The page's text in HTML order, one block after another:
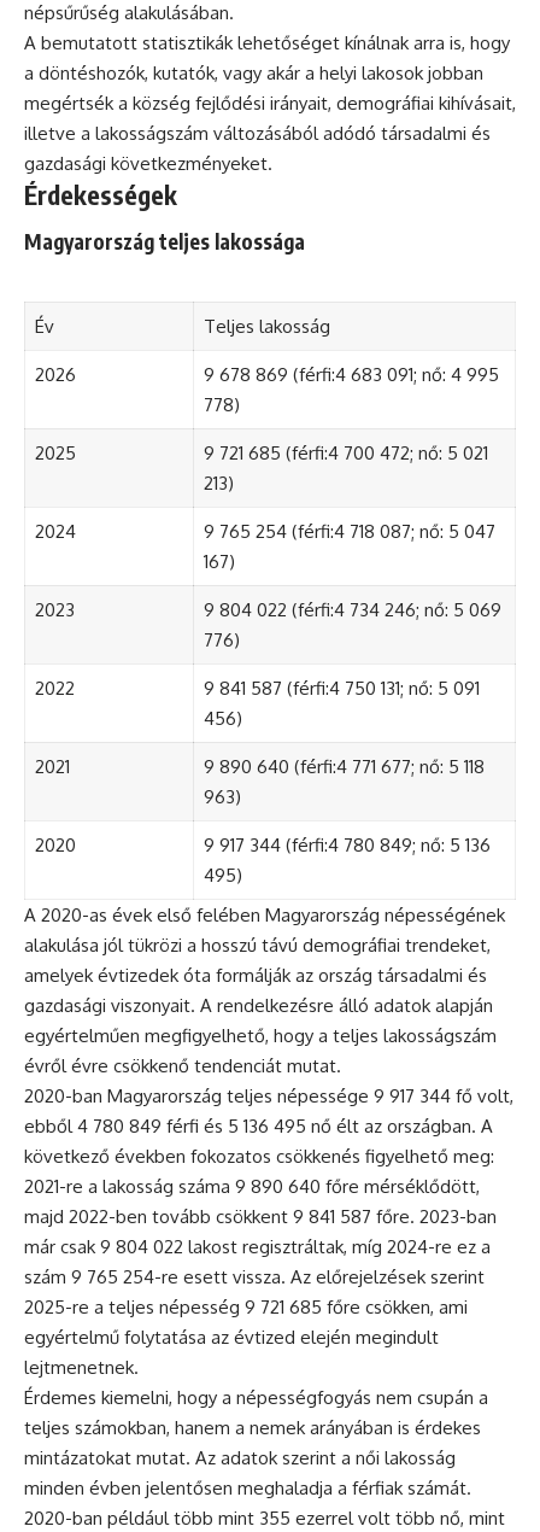
népsűrűség alakulásában.
A bemutatott statisztikák lehetőséget kínálnak arra is, hogy
a döntéshozók, kutatók, vagy akár a helyi lakosok jobban
megértsék a község fejlődési irányait, demográfiai kihívásait,
illetve a lakosságszám változásából adódó társadalmi és
gazdasági következményeket.
Érdekességek
Magyarország teljes lakossága
Év Teljes lakosság
2026
9 678 869 (férfi:4 683 091; nő: 4 995
778)
2025
9 721 685 (férfi:4 700 472; nő: 5 021
213)
2024
9 765 254 (férfi:4 718 087; nő: 5 047
167)
2023
9 804 022 (férfi:4 734 246; nő: 5 069
776)
2022
9 841 587 (férfi:4 750 131; nő: 5 091
456)
2021
9 890 640 (férfi:4 771 677; nő: 5 118
963)
2020
9 917 344 (férfi:4 780 849; nő: 5 136
495)
A 2020-as évek első felében Magyarország népességének
alakulása jól tükrözi a hosszú távú demográfiai trendeket,
amelyek évtizedek óta formálják az ország társadalmi és
gazdasági viszonyait. A rendelkezésre álló adatok alapján
egyértelműen megfigyelhető, hogy a teljes lakosságszám
évről évre csökkenő tendenciát mutat.
2020-ban Magyarország teljes népessége 9 917 344 fő volt,
ebből 4 780 849 férfi és 5 136 495 nő élt az országban. A
következő években fokozatos csökkenés figyelhető meg:
2021-re a lakosság száma 9 890 640 főre mérséklődött,
majd 2022-ben tovább csökkent 9 841 587 főre. 2023-ban
már csak 9 804 022 lakost regisztráltak, míg 2024-re ez a
szám 9 765 254-re esett vissza. Az előrejelzések szerint
2025-re a teljes népesség 9 721 685 főre csökken, ami
egyértelmű folytatása az évtized elején megindult
lejtmenetnek.
Érdemes kiemelni, hogy a népességfogyás nem csupán a
teljes számokban, hanem a nemek arányában is érdekes
mintázatokat mutat. Az adatok szerint a női lakosság
minden évben jelentősen meghaladja a férfiak számát.
2020-ban például több mint 355 ezerrel volt több nő, mint